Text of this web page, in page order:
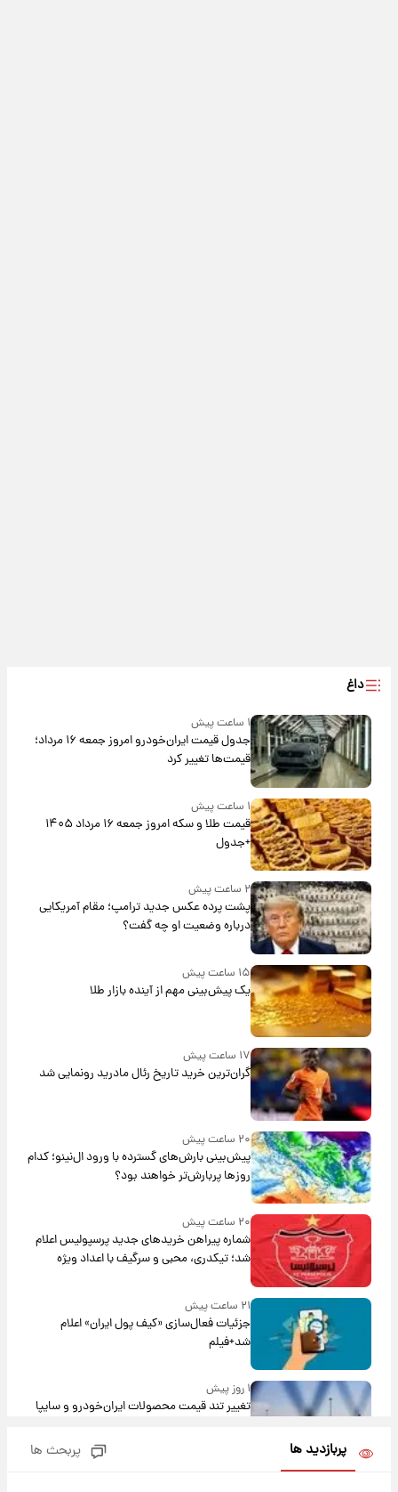
داغ
۱ ساعت پیش
جدول قیمت ایران‌خودرو امروز جمعه ۱۶ مرداد؛
قیمت‌ها تغییر کرد
۱ ساعت پیش
قیمت طلا و سکه امروز جمعه ۱۶ مرداد ۱۴۰۵
+جدول
۲ ساعت پیش
پشت پرده عکس جدید ترامپ؛ مقام آمریکایی
درباره وضعیت او چه گفت؟
۱۵ ساعت پیش
یک پیش‌بینی مهم از آینده بازار طلا
۱۷ ساعت پیش
گران‌ترین خرید تاریخ رئال مادرید رونمایی شد
۲۰ ساعت پیش
پیش‌بینی بارش‌های گسترده با ورود ال‌نینو؛ کدام
روزها پربارش‌تر خواهند بود؟
۲۰ ساعت پیش
شماره پیراهن خریدهای جدید پرسپولیس اعلام
شد؛ تیکدری، محبی و سرگیف با اعداد ویژه
۲۱ ساعت پیش
جزئیات فعال‌سازی «کیف پول ایران» اعلام
شد+فیلم
۱ روز پیش
تغییر تند قیمت محصولات ایران‌خودرو و سایپا
پربازدید ها پربحث ها